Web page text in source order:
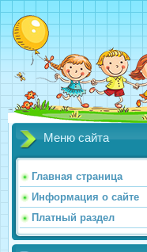
Меню сайта
Главная страница
Информация о сайте
Платный раздел